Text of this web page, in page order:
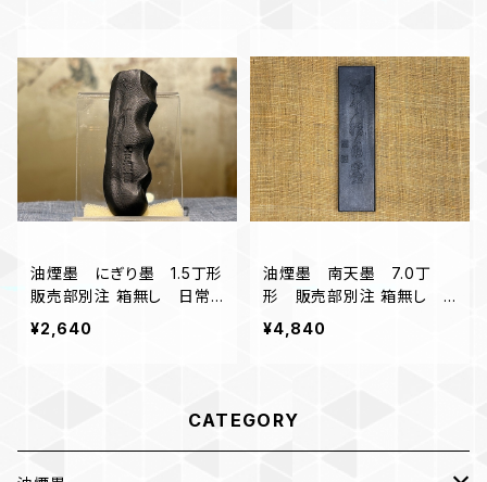
油煙墨 にぎり墨 1.5丁形
販売部別注 箱無し 日常
使いにオススメ
¥2,640
油煙墨 南天墨 7.0丁
形 販売部別注 箱無し
条幅練習にオススメ
¥4,840
CATEGORY